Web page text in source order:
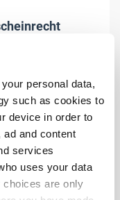
personal data,
such as cookies to
device in order to
and content
services
uses your data
choices are only
erst für ab 28.12.2016